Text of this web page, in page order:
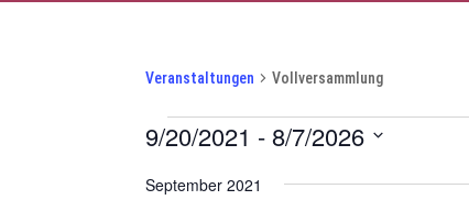
Veranstaltungen Vollversammlung
Veranstaltungen
9/20/2021 - 8/7/2026
wählen.
September 2021